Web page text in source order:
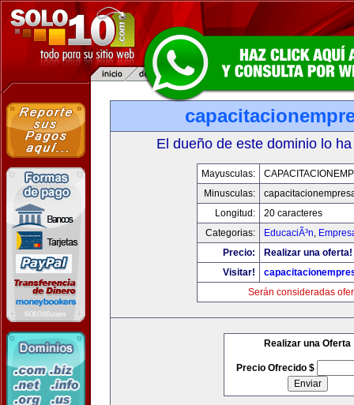
El dueño de este dominio lo
Mayusculas:
Minusculas:
Longitud:
20 caracteres
Categorias:
EducaciÃ³n,
Precio:
Realizar una oferta!
Visitar!
Serán consideradas
Realizar una Oferta
Precio Ofrecido $